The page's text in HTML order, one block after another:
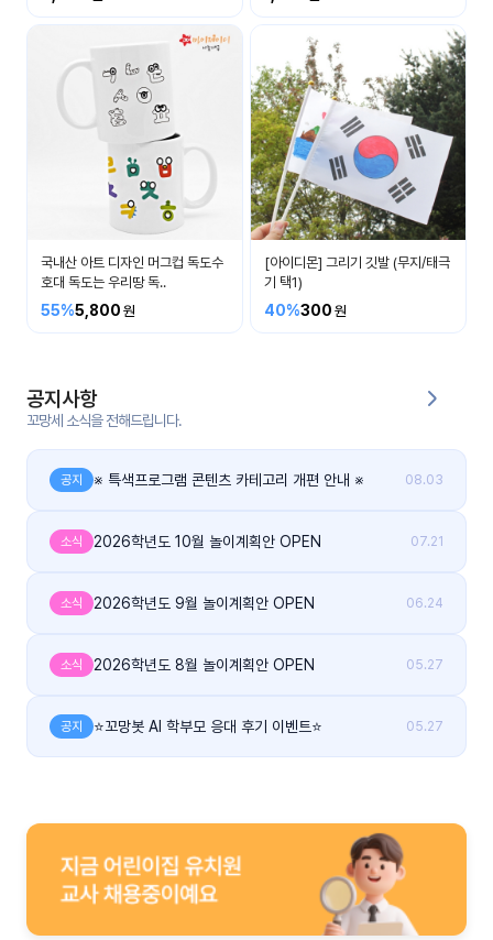
이벤
트
들의
이야
후기
게시
판
그
국내산 아트 디자인 머그컵 독도수
호대 독도는 우리땅 독..
55%5,800
[아이디몬] 그리기 깃발 (무지/태극
기 택1)
40%300
공지사항
꼬망세 소식을 전해드립니다.
공지 ※ 특색프로그램 콘텐츠 카테고리 개편 안내 ※ 08.03
소식 2026학년도 10월 놀이계획안 OPEN 07.21
소식 2026학년도 9월 놀이계획안 OPEN 06.24
소식 2026학년도 8월 놀이계획안 OPEN 05.27
공지 ⭐꼬망봇 AI 학부모 응대 후기 이벤트⭐ 05.27